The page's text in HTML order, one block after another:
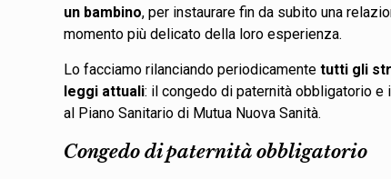
un bambino, per instaurare fin da subito una
momento più delicato della loro esperienza.
Lo facciamo rilanciando periodicamentetutti gli
leggi attuali: il congedo di paternità obbligatorio
al Piano Sanitario di Mutua Nuova Sanità.
Congedo di paternità obbligatorio